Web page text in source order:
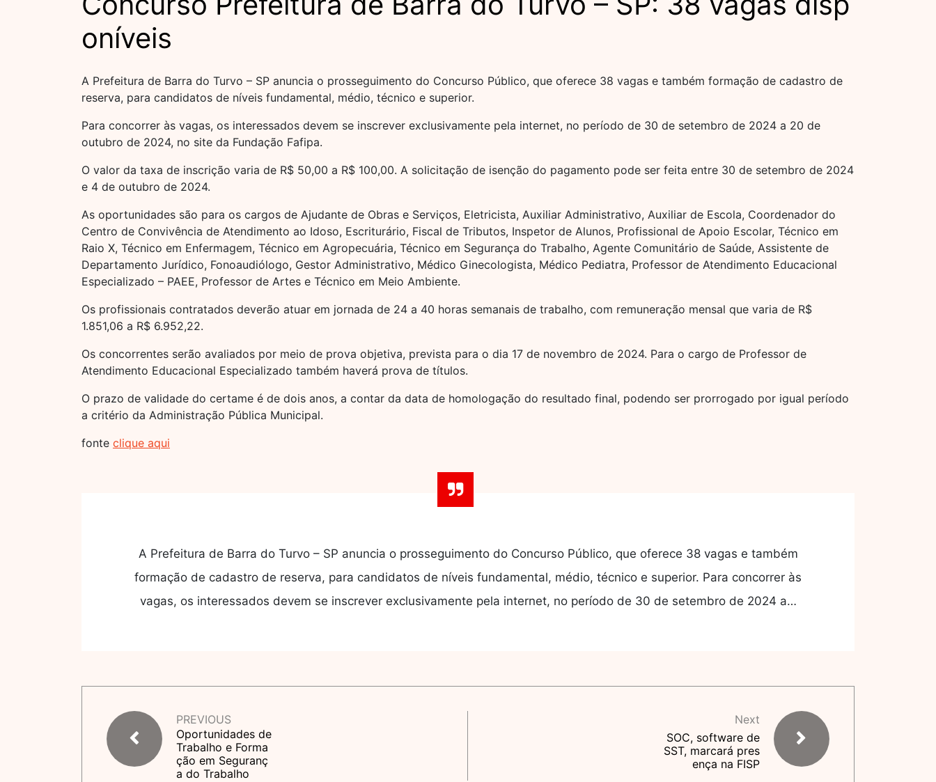
oníveis
A Prefeitura de Barra do Turvo – SP anuncia o prosseguimento do Concurso Público, que oferece 38 vagas e também formação de cadastro de
reserva, para candidatos de níveis fundamental, médio, técnico e superior.
Para concorrer às vagas, os interessados devem se inscrever exclusivamente pela internet, no período de 30 de setembro de 2024 a 20 de
outubro de 2024, no site da Fundação Fafipa.
O valor da taxa de inscrição varia de R$ 50,00 a R$ 100,00. A solicitação de isenção do pagamento pode ser feita entre 30 de setembro de 2024
e 4 de outubro de 2024.
As oportunidades são para os cargos de Ajudante de Obras e Serviços, Eletricista, Auxiliar Administrativo, Auxiliar de Escola, Coordenador do
Centro de Convivência de Atendimento ao Idoso, Escriturário, Fiscal de Tributos, Inspetor de Alunos, Profissional de Apoio Escolar, Técnico em
Raio X, Técnico em Enfermagem, Técnico em Agropecuária, Técnico em Segurança do Trabalho, Agente Comunitário de Saúde, Assistente de
Departamento Jurídico, Fonoaudiólogo, Gestor Administrativo, Médico Ginecologista, Médico Pediatra, Professor de Atendimento Educacional
Especializado – PAEE, Professor de Artes e Técnico em Meio Ambiente.
Os profissionais contratados deverão atuar em jornada de 24 a 40 horas semanais de trabalho, com remuneração mensal que varia de R$
1.851,06 a R$ 6.952,22.
Os concorrentes serão avaliados por meio de prova objetiva, prevista para o dia 17 de novembro de 2024. Para o cargo de Professor de
Atendimento Educacional Especializado também haverá prova de títulos.
O prazo de validade do certame é de dois anos, a contar da data de homologação do resultado final, podendo ser prorrogado por igual período
a critério da Administração Pública Municipal.
fonte clique aqui
A Prefeitura de Barra do Turvo – SP anuncia o prosseguimento do Concurso Público, que oferece 38 vagas e também
formação de cadastro de reserva, para candidatos de níveis fundamental, médio, técnico e superior. Para concorrer às
vagas, os interessados devem se inscrever exclusivamente pela internet, no período de 30 de setembro de 2024 a…
PREVIOUS
Oportunidades de
Trabalho e Forma
ção em Seguranç
a do Trabalho
Next
SOC, software de
SST, marcará pres
ença na FISP